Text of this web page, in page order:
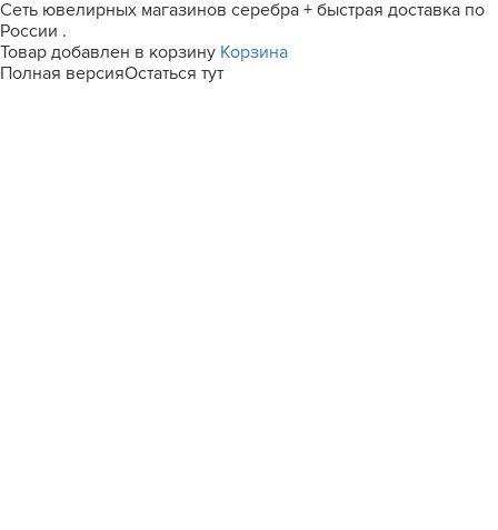
Сеть ювелирных магазинов серебра + быстрая доставка по
России .
Товар добавлен в корзину Корзина
Полная версияОстаться тут